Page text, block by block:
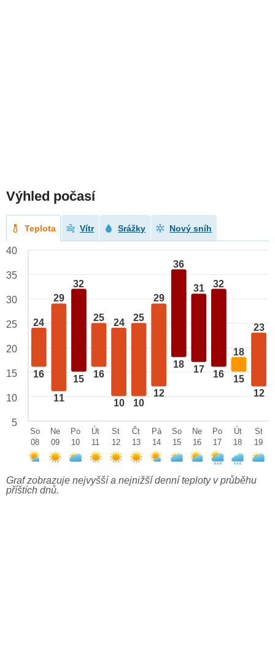
Výhled počasí
Teplota Vítr Srážky Nový sníh
24
16
29
11
32
15
25
16
24
10
25
10
29
12
36
18
31
17
32
16
18
15
23
12
40
35
30
25
20
15
10
5
So
08
Ne
09
Po
10
Út
11
St
12
Čt
13
Pá
14
So
15
Ne
16
Po
17
Út
18
St
19
Graf zobrazuje nejvyšší a nejnižší denní teploty v průběhu
příštích dnů.